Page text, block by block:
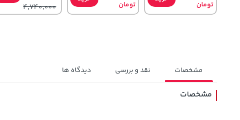
تومان
تومان
4,740,000
مشخصات نقد و بررسی دیدگاه ها
مشخصات